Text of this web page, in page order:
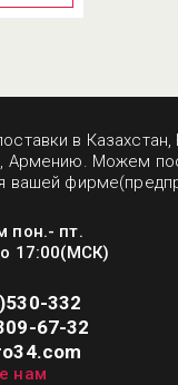
в Казахстан,
Армению. Можем
вашей
пон.- пт.
17:00(МСК)
332
67-32
нам